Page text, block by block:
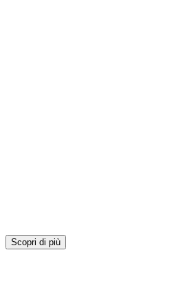
Scopri di più